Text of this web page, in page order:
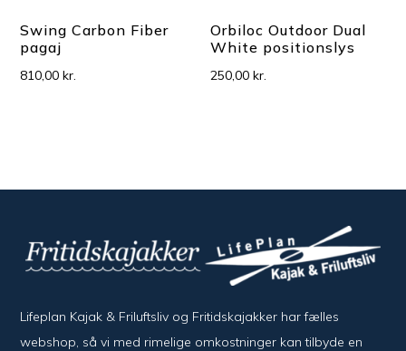
Swing Carbon Fiber
pagaj
810,00kr.
Orbiloc Outdoor Dual
White positionslys
250,00kr.
Lifeplan Kajak & Friluftsliv og Fritidskajakker har fælles
webshop, så vi med rimelige omkostninger kan tilbyde en